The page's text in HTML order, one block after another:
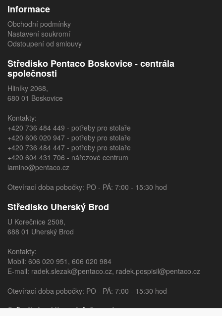
Informace
Obchodní podmínky
Nastavení soukromí
Odstoupení od smlouvy
Středisko Pentaco Boskovice - centrála
společnosti
Hliníky 2068,
680 01 Boskovice
Kontakty:
+420 736 484 449 - potřeby pro stolaře
+420 606 020 947 - potřeby pro stolaře
+420 736 484 447 - potřeby pro stolaře
+420 604 431 706 - nářezové centrum
lamino@pentaco.cz
Otevírací doba pobočky: PO - PÁ: 7:00 - 15:30 hod
Středisko Uherský Brod
U Korečnice 2508,
688 01 Uherský Brod
Kontakty:
Mobil: 606 020 951 , 606 020 984
E-mail: radek.slezak@pentaco.cz, radek.pospisil@pentaco.cz
Otevírací doba pobočky: PO - PÁ: 7:00 - 15:30 hod
Středisko Uherský Ostroh